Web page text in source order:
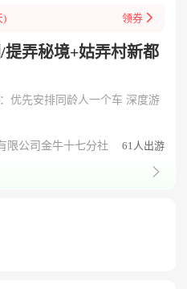
) 领券 
弄秘境+姑弄村新都
优先安排同龄人一个车 深度游
限公司金牛十七分社 61人出游
